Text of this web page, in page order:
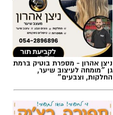
ניצן אהרון - מספרת בוטיק ברמת
גן ״מומחה לעיצוב שיער,
החלקות, וצבעים״